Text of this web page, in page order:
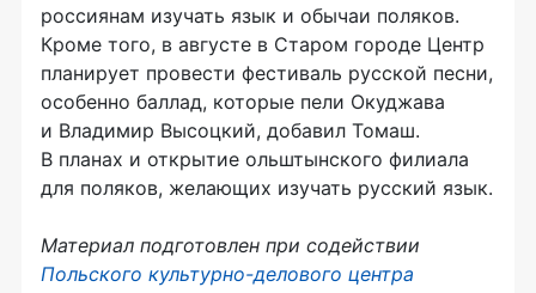
россиянам изучать язык и обычаи поляков.
Кроме того, в августе в Старом городе Центр
планирует провести фестиваль русской песни,
особенно баллад, которые пели Окуджава
и Владимир Высоцкий, добавил Томаш.
В планах и открытие ольштынского филиала
для поляков, желающих изучать русский язык.
Материал подготовлен при содействии
Польского культурно-делового центра